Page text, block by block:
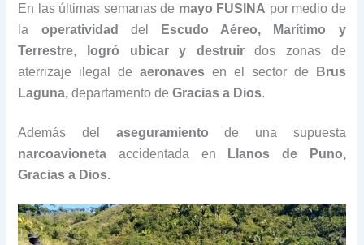
En las últimas semanas de mayo FUSINA por medio de
la operatividad del
Escudo Aéreo, Marítimo y
Terrestre, logró ubicar y destruirdos zonas de
aterrizaje ilegal deaeronaves en el sector de
Brus
Laguna, departamento deGracias a Dios.
Además del aseguramiento de una supuesta
narcoavioneta accidentada en Llanos de Puno,
Gracias a Dios.